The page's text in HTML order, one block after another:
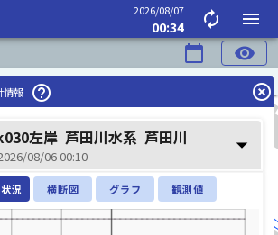
2026/08/07
00:34 autorenew
menu
calendar_today visibility
情報 help_outline highlight_off
左岸 芦田川水系 芦田川
08/06 00:10 arrow_drop_down
況 横断図 グラフ 観測値